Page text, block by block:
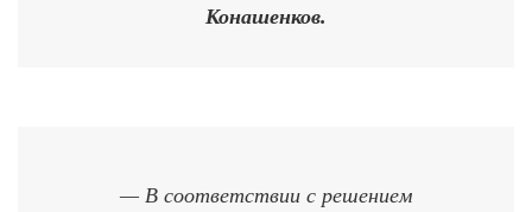
Конашенков.
— В соответствии с решением